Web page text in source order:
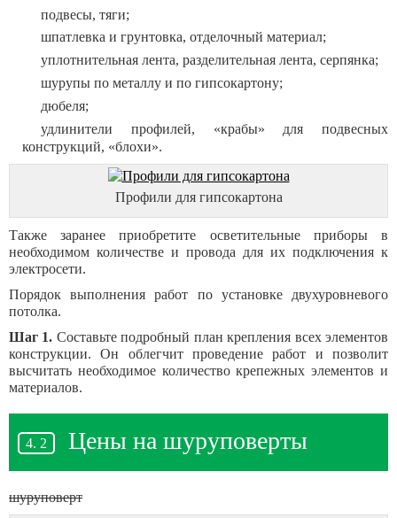
подвесы, тяги;
шпатлевка и грунтовка, отделочный материал;
уплотнительная лента, разделительная лента, серпянка;
шурупы по металлу и по гипсокартону;
дюбеля;
удлинители профилей, «крабы» для подвесных
конструкций, «блохи».
Профили для гипсокартона
Также заранее приобретите осветительные приборы в
необходимом количестве и провода для их подключения к
электросети.
Порядок выполнения работ по установке двухуровневого
потолка.
Шаг 1. Составьте подробный план крепления всех элементов
конструкции. Он облегчит проведение работ и позволит
высчитать необходимое количество крепежных элементов и
материалов.
Цены на шуруповерты
шуруповерт